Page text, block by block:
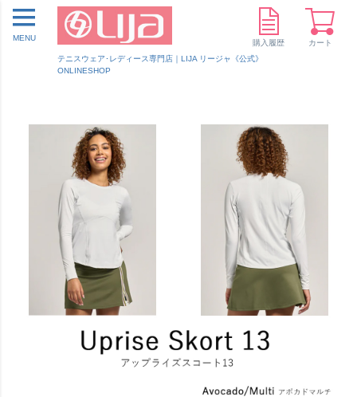
テニスウェア･レディース専門店｜LIJA リージャ《公式》
ONLINESHOP
MENU
購入履歴 カート